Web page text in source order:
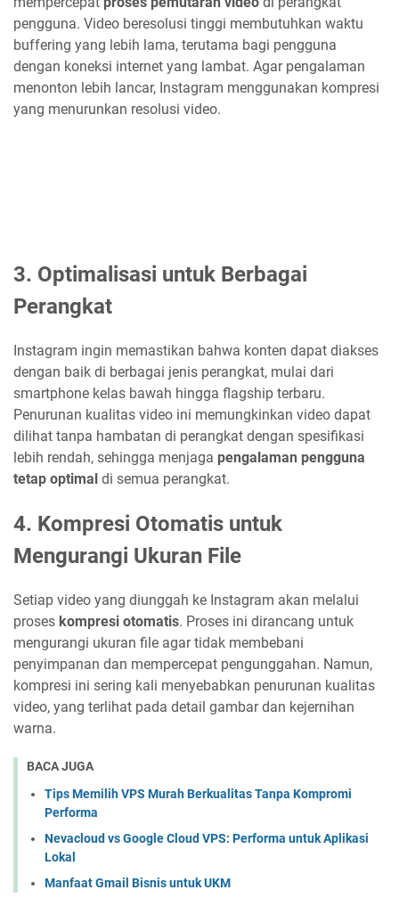
pengguna. Video beresolusi tinggi membutuhkan waktu
buffering yang lebih lama, terutama bagi pengguna
dengan koneksi internet yang lambat. Agar pengalaman
menonton lebih lancar, Instagram menggunakan kompresi
yang menurunkan resolusi video.
3. Optimalisasi untuk Berbagai
Perangkat
Instagram ingin memastikan bahwa konten dapat diakses
dengan baik di berbagai jenis perangkat, mulai dari
smartphone kelas bawah hingga flagship terbaru.
Penurunan kualitas video ini memungkinkan video dapat
dilihat tanpa hambatan di perangkat dengan spesifikasi
lebih rendah, sehingga menjaga pengalaman pengguna
tetap optimal di semua perangkat.
4. Kompresi Otomatis untuk
Mengurangi Ukuran File
Setiap video yang diunggah ke Instagram akan melalui
proses kompresi otomatis. Proses ini dirancang untuk
mengurangi ukuran file agar tidak membebani
penyimpanan dan mempercepat pengunggahan. Namun,
kompresi ini sering kali menyebabkan penurunan kualitas
video, yang terlihat pada detail gambar dan kejernihan
warna.
BACA JUGA
Tips Memilih VPS Murah Berkualitas Tanpa Kompromi
Performa
Nevacloud vs Google Cloud VPS: Performa untuk Aplikasi
Lokal
Manfaat Gmail Bisnis untuk UKM